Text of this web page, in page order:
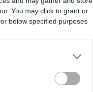
You may click to grant or
below specified purposes